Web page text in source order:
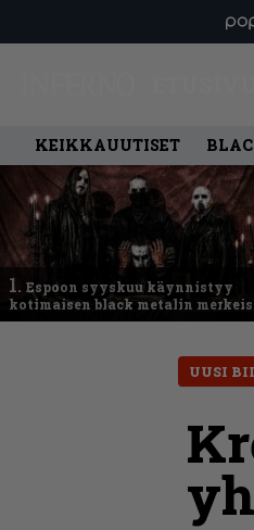
KEIKKAUUTISET
1. Espoon syyskuu käynnistyy
kotimaisen black metalin
UUSI